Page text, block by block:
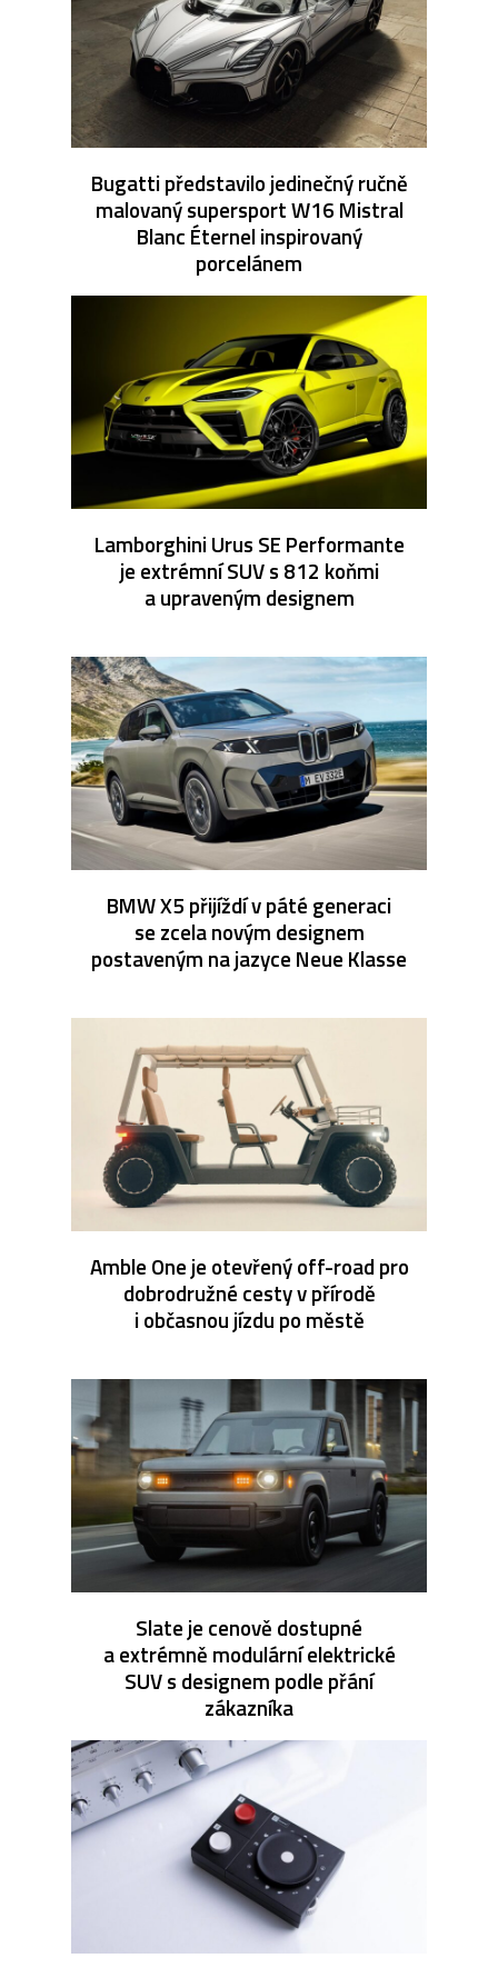
Bugatti představilo jedinečný ručně
malovaný supersport W16 Mistral
Blanc Éternel inspirovaný
porcelánem
Lamborghini Urus SE Performante
je extrémní SUV s 812 koňmi
a upraveným designem
BMW X5 přijíždí v páté generaci
se zcela novým designem
postaveným na jazyce Neue Klasse
Amble One je otevřený off-road pro
dobrodružné cesty v přírodě
i občasnou jízdu po městě
Slate je cenově dostupné
a extrémně modulární elektrické
SUV s designem podle přání
zákazníka